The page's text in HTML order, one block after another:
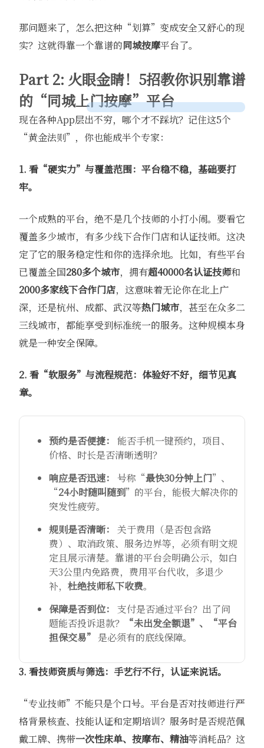
那问题来了，怎么把这种“划算”变成安全又舒心的现
实？这就得靠一个靠谱的同城按摩平台了。
Part 2: 火眼金睛！5招教你识别靠谱
的“同城上门按摩”平台
现在各种App层出不穷，哪个才不踩坑？记住这5个
“黄金法则”，你也能成半个专家：
1. 看“硬实力”与覆盖范围：平台稳不稳，基础要打
牢。
一个成熟的平台，绝不是几个技师的小打小闹。要看它
覆盖多少城市，有多少线下合作门店和认证技师。这决
定了它的服务稳定性和你的选择余地。比如，有些平台
已覆盖全国280多个城市，拥有超40000名认证技师和
2000多家线下合作门店，这意味着无论你在北上广
深，还是杭州、成都、武汉等热门城市，甚至在众多二
三线城市，都能享受到标准统一的服务。这种规模本身
就是一种安全保障。
2. 看“软服务”与流程规范：体验好不好，细节见真
章。
预约是否便捷：
​ 能否手机一键预约，项目、
价格、时长是否清晰透明？
响应是否迅速：
​ 号称“最快30分钟上门”、
“24小时随叫随到”的平台，能极大解决你的
突发性疲劳。
规则是否清晰：
​ 关于费用（是否包含路
费）、取消政策、服务边界等，必须有明文规
定且展示清楚。靠谱的平台会明确公示，如白
天3公里内免路费，费用平台代收，多退少
补， 杜绝技师私下收费。
保障是否到位：
​ 支付是否通过平台？出了问
题能否投诉退款？
“未出发全额退”、“平台
担保交易” ​ 是必须有的底线保障。
3. 看技师资质与筛选：手艺行不行，认证来说话。
“专业技师”不能只是个口号。平台是否对技师进行严
格背景核查、技能认证和定期培训？服务时是否规范佩
戴工牌、携带一次性床单、按摩布、精油等消耗品？这